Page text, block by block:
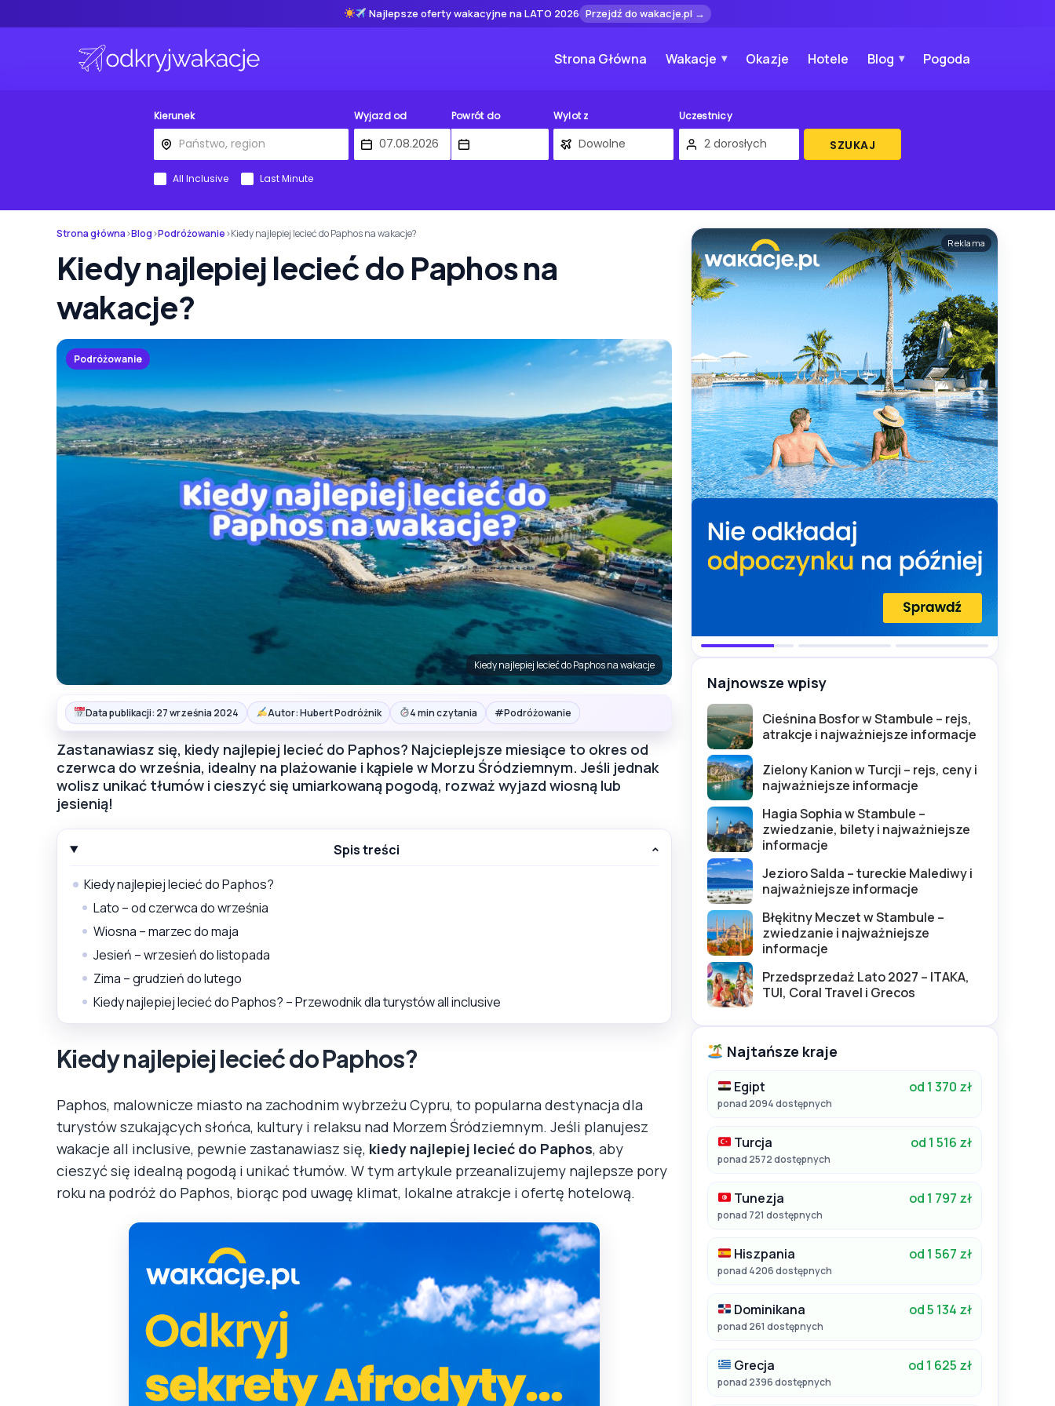
Najlepsze oferty wakacyjne na LATO 2026 Przejdź do wakacje.pl →
Strona Główna Wakacje Okazje Hotele Blog Pogoda
Kierunek Wyjazd od Powrót do Wylot z Uczestnicy
SZUKAJ
All Inclusive Last Minute
Strona główna›Blog›Podróżowanie›Kiedy najlepiej lecieć do Paphos na wakacje?
Kiedy najlepiej lecieć do Paphos na
wakacje?
Podróżowanie
Kiedy najlepiej lecieć do Paphos na wakacje
Data publikacji: 27 września 2024 Autor: Hubert Podróżnik 4 min czytania #Podróżowanie
Zastanawiasz się, kiedy najlepiej lecieć do Paphos? Najcieplejsze miesiące to okres od
czerwca do września, idealny na plażowanie i kąpiele w Morzu Śródziemnym. Jeśli jednak
wolisz unikać tłumów i cieszyć się umiarkowaną pogodą, rozważ wyjazd wiosną lub
jesienią!
Spis treści
Kiedy najlepiej lecieć do Paphos?
Lato – od czerwca do września
Wiosna – marzec do maja
Jesień – wrzesień do listopada
Zima – grudzień do lutego
Kiedy najlepiej lecieć do Paphos? – Przewodnik dla turystów all inclusive
Kiedy najlepiej lecieć do Paphos?
Paphos, malownicze miasto na zachodnim wybrzeżu Cypru, to popularna destynacja dla
turystów szukających słońca, kultury i relaksu nad Morzem Śródziemnym. Jeśli planujesz
wakacje all inclusive, pewnie zastanawiasz się, kiedy najlepiej lecieć do Paphos, aby
cieszyć się idealną pogodą i unikać tłumów. W tym artykule przeanalizujemy najlepsze pory
roku na podróż do Paphos, biorąc pod uwagę klimat, lokalne atrakcje i ofertę hotelową.
Reklama
Najnowsze wpisy
Cieśnina Bosfor w Stambule – rejs,
atrakcje i najważniejsze informacje
Zielony Kanion w Turcji – rejs, ceny i
najważniejsze informacje
Hagia Sophia w Stambule –
zwiedzanie, bilety i najważniejsze
informacje
Jezioro Salda – tureckie Malediwy i
najważniejsze informacje
Błękitny Meczet w Stambule –
zwiedzanie i najważniejsze
informacje
Przedsprzedaż Lato 2027 – ITAKA,
TUI, Coral Travel i Grecos
Najtańsze kraje
Egipt od 1 370 zł
ponad 2094 dostępnych
Turcja od 1 516 zł
ponad 2572 dostępnych
Tunezja od 1 797 zł
ponad 721 dostępnych
Hiszpania od 1 567 zł
ponad 4206 dostępnych
Dominikana od 5 134 zł
ponad 261 dostępnych
Grecja od 1 625 zł
ponad 2396 dostępnych